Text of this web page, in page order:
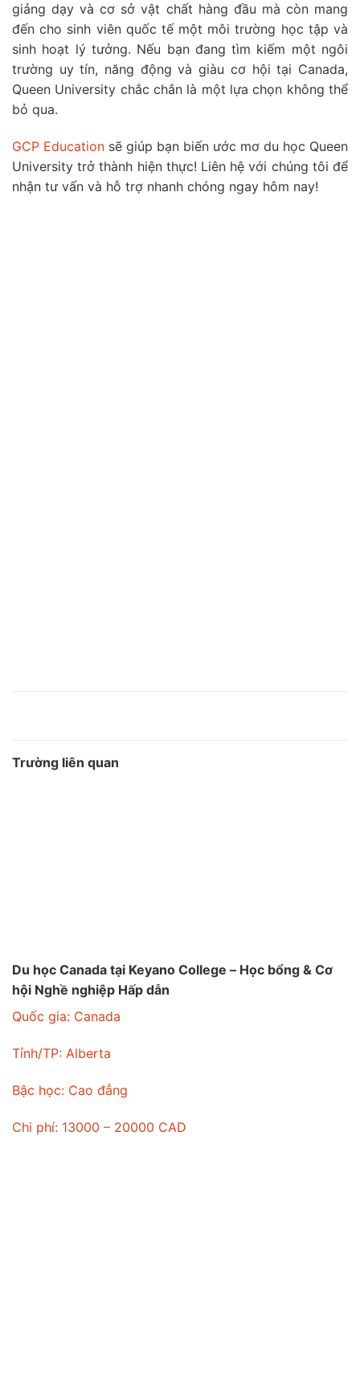
giảng dạy và cơ sở vật chất hàng đầu mà còn mang
đến cho sinh viên quốc tế một môi trường học tập và
sinh hoạt lý tưởng. Nếu bạn đang tìm kiếm một ngôi
trường uy tín, năng động và giàu cơ hội tại Canada,
Queen University chắc chắn là một lựa chọn không thể
bỏ qua.
GCP Education sẽ giúp bạn biến ước mơ du học Queen
University trở thành hiện thực! Liên hệ với chúng tôi để
nhận tư vấn và hỗ trợ nhanh chóng ngay hôm nay!
Trường liên quan
Du học Canada tại Keyano College – Học bổng & Cơ
hội Nghề nghiệp Hấp dẫn
Quốc gia: Canada
Tỉnh/TP: Alberta
Bậc học: Cao đẳng
Chi phí: 13000 – 20000 CAD